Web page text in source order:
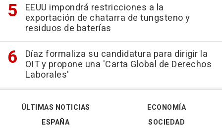
EEUU impondrá restricciones a la
exportación de chatarra de tungsteno y
residuos de baterías
Díaz formaliza su candidatura para dirigir la
OIT y propone una 'Carta Global de Derechos
Laborales'
ÚLTIMAS NOTICIAS
ESPAÑA
ECONOMÍA
SOCIEDAD